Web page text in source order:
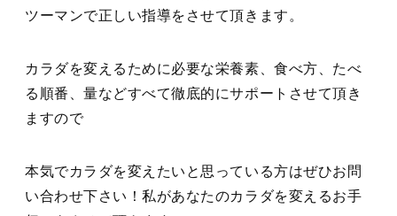
ツーマンで正しい指導をさせて頂きます。
カラダを変えるために必要な栄養素、食べ方、たべ
る順番、量などすべて徹底的にサポートさせて頂き
ますので
本気でカラダを変えたいと思っている方はぜひお問
い合わせ下さい！私があなたのカラダを変えるお手